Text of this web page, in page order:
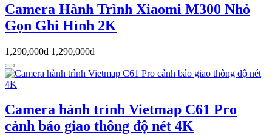
Camera Hành Trình Xiaomi M300 Nhỏ
Gọn Ghi Hình 2K
1,290,000đ 1,290,000đ
Camera hành trình Vietmap C61 Pro
cảnh báo giao thông độ nét 4K